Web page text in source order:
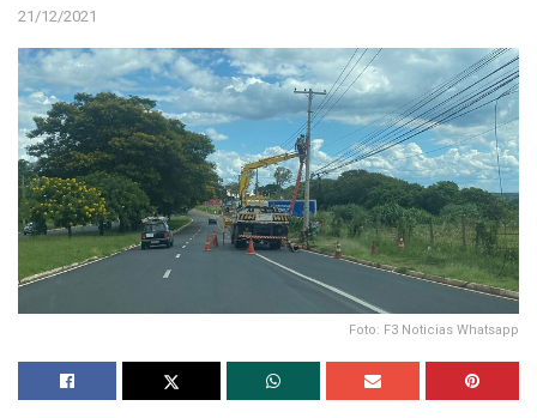
21/12/2021
Foto: F3 Noticias Whatsapp